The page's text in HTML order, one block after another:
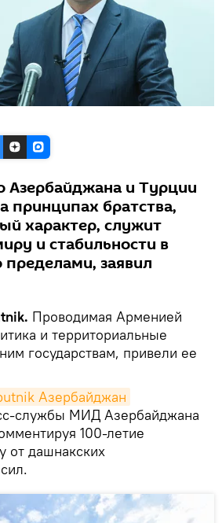
Азербайджана и Турции
принципах братства,
характер, служит
и стабильности в
пределами, заявил
Проводимая Арменией
и территориальные
государствам, привели ее
Азербайджан
службы МИД Азербайджана
100-летие
от дашнакских